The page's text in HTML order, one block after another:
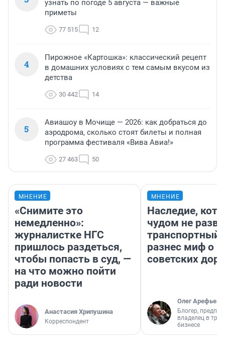
узнать по погоде 5 августа — важные
приметы
77 515 12
4
Пирожное «Картошка»: классический рецепт
в домашних условиях с тем самым вкусом из
детства
30 442 14
5
Авиашоу в Мочище — 2026: как добраться до
аэродрома, сколько стоят билеты и полная
программа фестиваля «Вива Авиа!»
27 463 50
МНЕНИЕ
«Снимите это
немедленно»:
журналистке НГС
пришлось раздеться,
чтобы попасть в суд, —
на что можно пойти
ради новости
Анастасия Хрипушина
Корреспондент
МНЕНИЕ
Наследие,
чудом не
транспортный
разнес миф о
советских
Олег Арефьев
Блогер,
владелец в
бизнесе